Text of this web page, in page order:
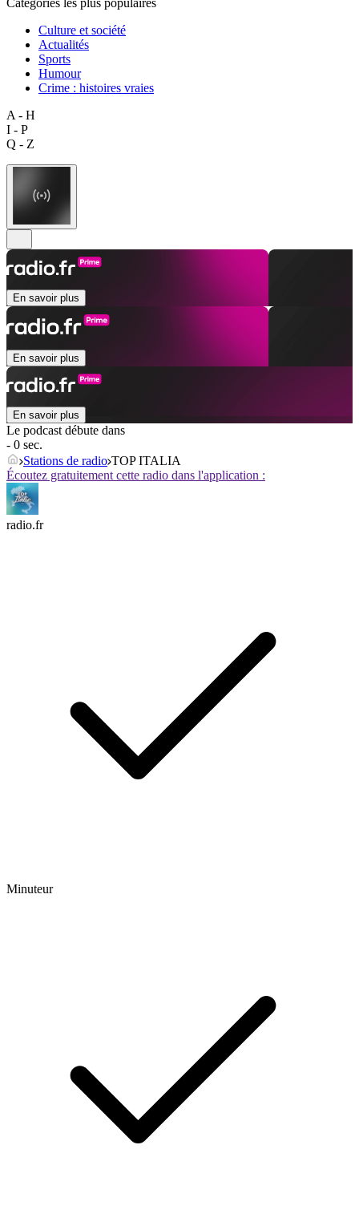
Culture et société
Actualités
Sports
Humour
Crime : histoires vraies
A - H
I - P
Q - Z
En savoir plus
En savoir plus
En savoir plus
Le podcast débute dans
- 0 sec.
Stations de radio TOP ITALIA
Écoutez gratuitement cette radio dans l'application :
radio.fr
Minuteur